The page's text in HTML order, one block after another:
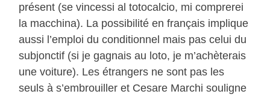
présent (se vincessi al totocalcio, mi comprerei
la macchina). La possibilité en français implique
aussi l’emploi du conditionnel mais pas celui du
subjonctif (si je gagnais au loto, je m’achèterais
une voiture). Les étrangers ne sont pas les
seuls à s’embrouiller et Cesare Marchi souligne